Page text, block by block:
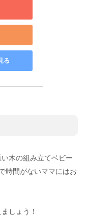
る
木の組み立てベビー
時間がないママにはお
しょう！